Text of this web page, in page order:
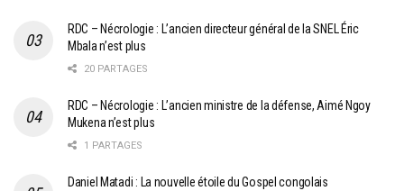
RDC – Nécrologie : L’ancien directeur général de la SNEL Éric
Mbala n’est plus
20 PARTAGES
RDC – Nécrologie : L’ancien ministre de la défense, Aimé Ngoy
Mukena n’est plus
1 PARTAGES
Daniel Matadi : La nouvelle étoile du Gospel congolais